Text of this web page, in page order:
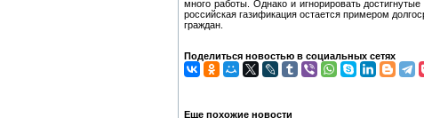
много работы. Однако и игнорировать
российская газификация остается примером
граждан.
Поделиться новостью в социальных сетях
Еще похожие новости